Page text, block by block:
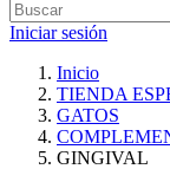
Iniciar sesión
Inicio
TIENDA
GATOS
GINGIVAL